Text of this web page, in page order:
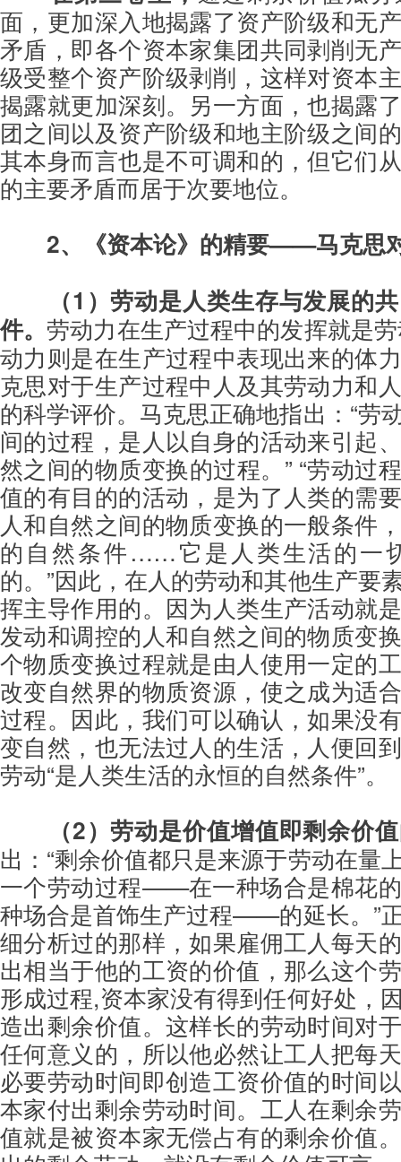
面，更加深入地揭露了资产阶级和无
矛盾，即各个资本家集团共同剥削无
级受整个资产阶级剥削，这样对资本
揭露就更加深刻。另一方面，也揭露
团之间以及资产阶级和地主阶级之间
其本身而言也是不可调和的，但它们
的主要矛盾而居于次要地位。
2、《资本论》的精要——马克思
（1）劳动是人类生存与发展的
件。 劳动力在生产过程中的发挥就是
动力则是在生产过程中表现出来的体
克思对于生产过程中人及其劳动力和
的科学评价。马克思正确地指出：“劳
间的过程，是人以自身的活动来引起
然之间的物质变换的过程。” “劳动
值的有目的的活动，是为了人类的需
人和自然之间的物质变换的一般条件
的自然条件……它是人类生活的一
的。”因此，在人的劳动和其他生产要
挥主导作用的。因为人类生产活动就
发动和调控的人和自然之间的物质变
个物质变换过程就是由人使用一定的
改变自然界的物质资源，使之成为适
过程。因此，我们可以确认，如果没
变自然，也无法过人的生活，人便回
劳动“是人类生活的永恒的自然条件”。
（2）劳动是价值增值即剩余价
出：“剩余价值都只是来源于劳动在量
一个劳动过程——在一种场合是棉花
种场合是首饰生产过程——的延长。”
细分析过的那样，如果雇佣工人每天
出相当于他的工资的价值，那么这个
形成过程,资本家没有得到任何好处，
造出剩余价值。这样长的劳动时间对
任何意义的，所以他必然让工人把每
必要劳动时间即创造工资价值的时间
本家付出剩余劳动时间。工人在剩余
值就是被资本家无偿占有的剩余价值